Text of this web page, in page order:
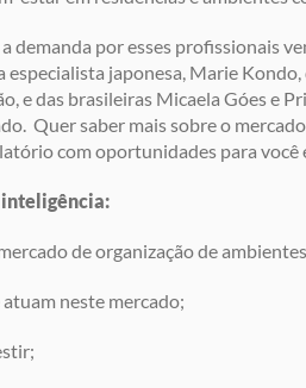
demanda por esses profissionais
especialista japonesa, Marie
e das brasileiras Micaela Góes e
Quer saber mais sobre o
com oportunidades para você
de organização de
neste mercado;